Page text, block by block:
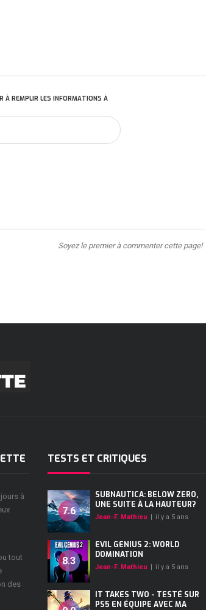
À REMPLIR LES INFORMATIONS À
Soyez le premier à commenter cette page!
à
tout
des
TESTS ET CRITIQUES
7.6
SUBNAUTICA: BELOW ZERO,
UNE SUITE À LA HAUTEUR?
Jean-F. Mathieu | il y a 5 ans
8.3
EVIL GENIUS 2: WORLD
DOMINATION
Jean-F. Mathieu | il y a 5 ans
IT TAKES TWO - TESTÉ SUR
PS5 EN ÉQUIPE AVEC MA